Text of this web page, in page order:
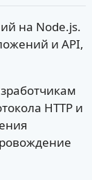
на Node.js.
и API,
HTTP и